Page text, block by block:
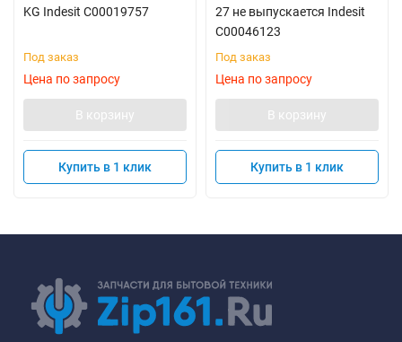
KG Indesit C00019757
Под заказ
Цена по запросу
В корзину
Купить в 1 клик
27 не выпускается Indesit
C00046123
Под заказ
Цена по запросу
В корзину
Купить в 1 клик